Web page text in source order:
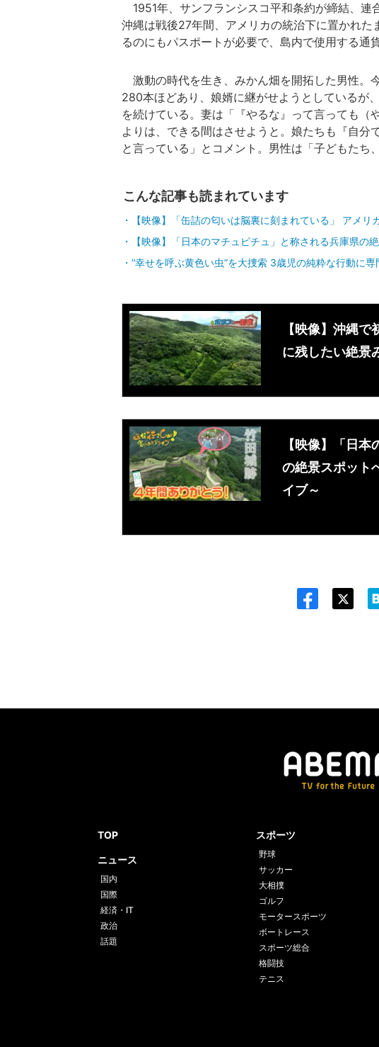
1951年、サンフランシスコ平和条約が締結、連
沖縄は戦後27年間、アメリカの統治下に置かれ
るのにもパスポートが必要で、島内で使用する通
激動の時代を生き、みかん畑を開拓した男性。
280本ほどあり、娘婿に継がせようとしているが
を続けている。妻は「『やるな』って言っても（
よりは、できる間はさせようと。娘たちも『自分
と言っている」とコメント。男性は「子どもたち
こんな記事も読まれています
【映像】「缶詰の匂いは脳裏に刻まれている」 アメリ
【映像】「日本のマチュピチュ」と称される兵庫県の
“幸せを呼ぶ黄色い虫”を大捜索 3歳児の純粋な行動に
【映像】沖縄
に残したい絶景
【映像】「日
の絶景スポット
イブ～
TOP
ニュース
国内
国際
経済・IT
政治
話題
スポーツ
野球
サッカー
大相撲
ゴルフ
モータースポーツ
ボートレース
スポーツ総合
格闘技
テニス